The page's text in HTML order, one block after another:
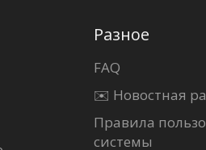
Разное
FAQ
✉️ Новостная
Правила
системы